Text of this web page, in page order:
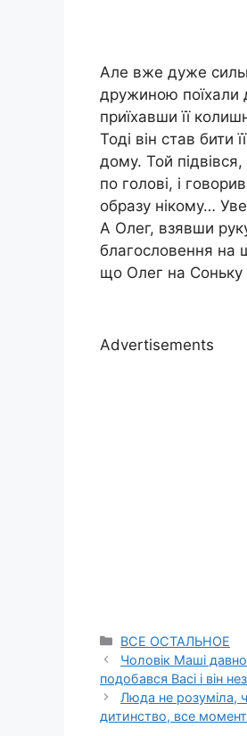
Але вже дуже
дружиною поїхали
приїхавши її
Тоді він став бити
дому. Той
по голові, і
образу нікому…
А Олег, взявши
благословення на
що Олег на Соньку
Advertisements
Categories
ВСЕ ОСТАЛЬНОЕ
Чоловік Маші
подобався Васі і він
Люда не розуміла,
дитинство, все